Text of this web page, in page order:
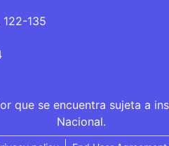
135
que se encuentra sujeta a
Nacional.